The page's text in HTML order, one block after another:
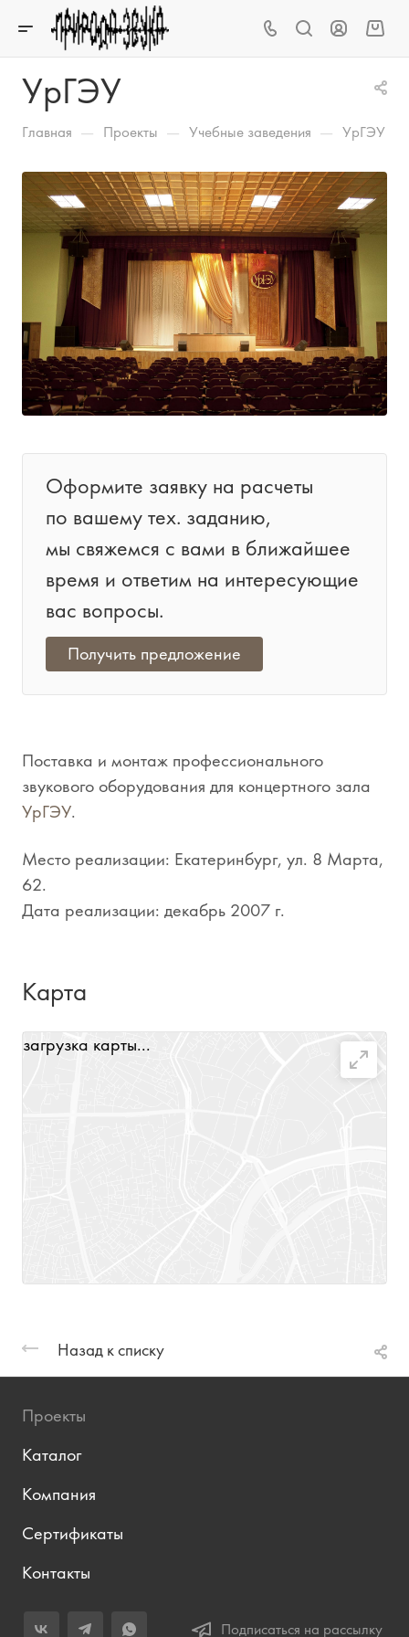
УрГЭУ
Главная — Проекты — Учебные заведения — УрГЭУ
Оформите заявку на расчеты
по вашему тех. заданию,
мы свяжемся с вами в ближайшее
время и ответим на интересующие
вас вопросы.
Получить предложение
Поставка и монтаж профессионального
звукового оборудования для концертного зала
УрГЭУ.
Место реализации: Екатеринбург, ул. 8 Марта,
62.
Дата реализации: декабрь 2007 г.
Карта
загрузка карты...
Назад к списку
Проекты
Каталог
Компания
Сертификаты
Контакты
Подписаться на рассылку